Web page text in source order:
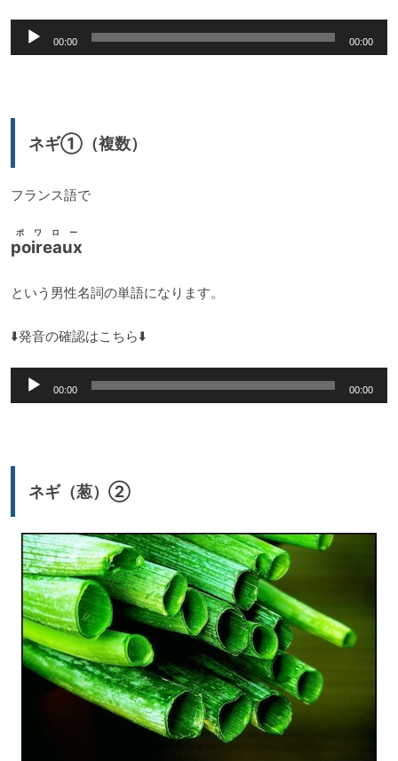
声
00:00 00:00
ネギ①（複数）
フランス語で
poireaux
ポワロー
という男性名詞の単語になります。
⬇️発音の確認はこちら⬇️
声
ー
00:00 00:00
ネギ（葱）②